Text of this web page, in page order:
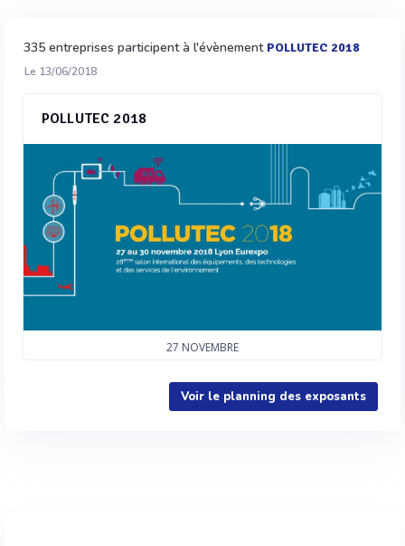
335 entreprises participent à l'évènement POLLUTEC 2018
Le 13/06/2018
POLLUTEC 2018
27 NOVEMBRE
Voir le planning des exposants